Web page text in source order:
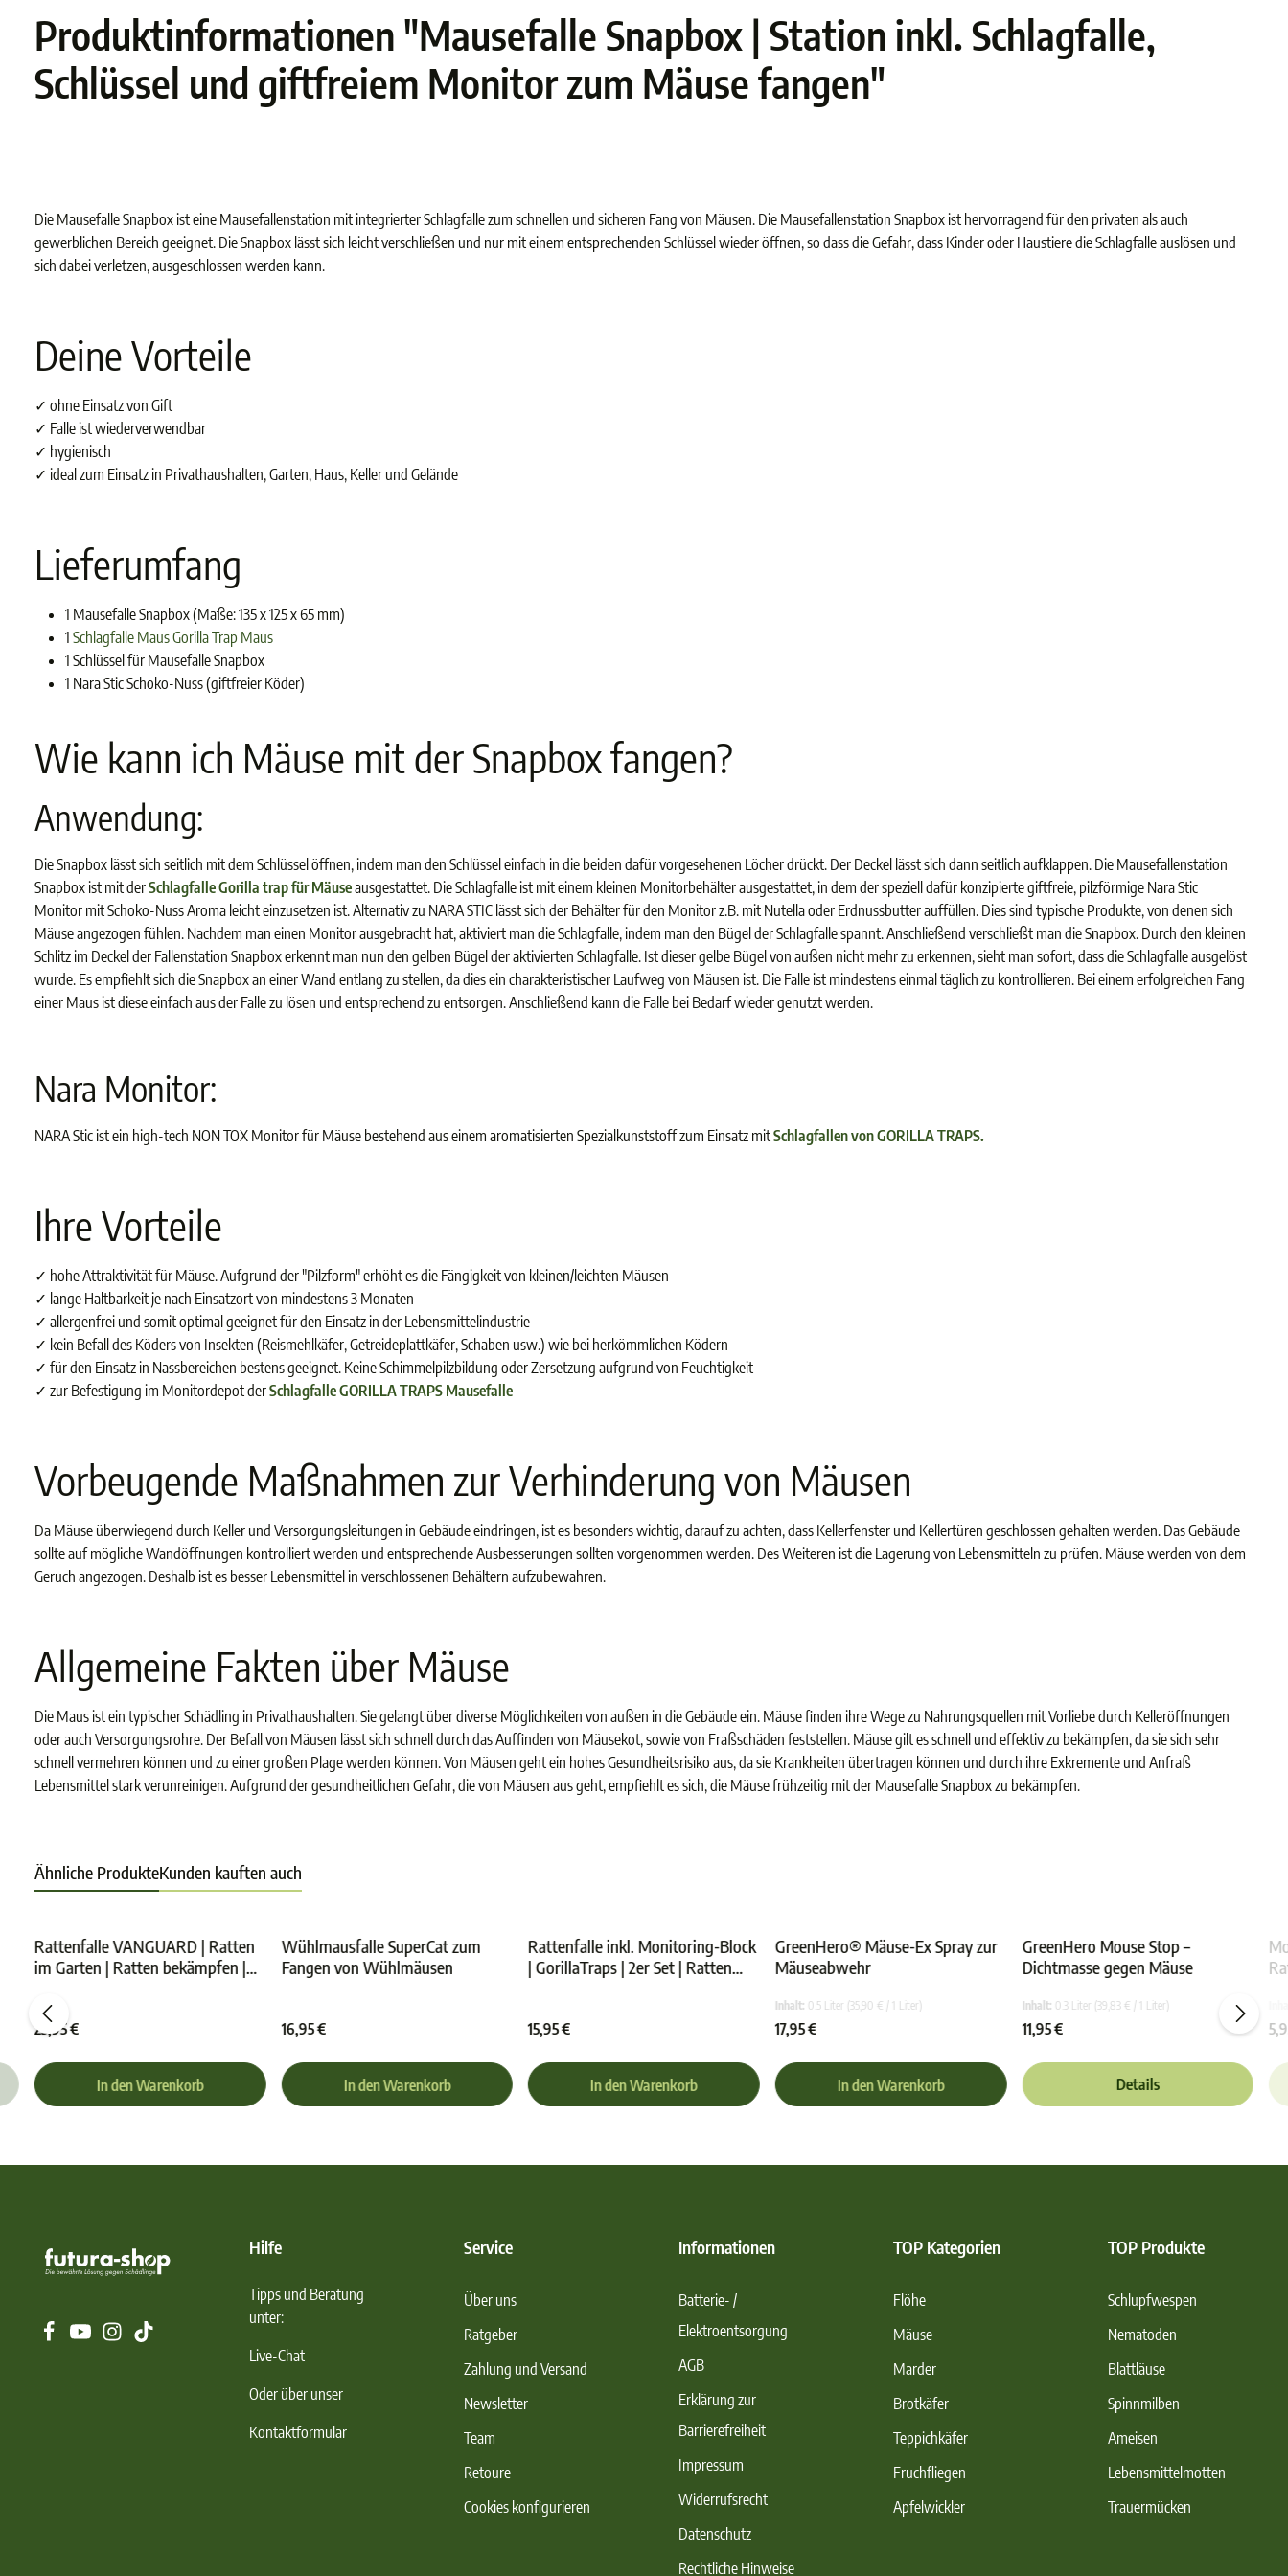
Produktinformationen "Mausefalle Snapbox | Station inkl. Schlagfalle,
Schlüssel und giftfreiem Monitor zum Mäuse fangen"
Die Mausefalle Snapbox ist eine Mausefallenstation mit integrierter Schlagfalle zum schnellen und sicheren Fang von Mäusen. Die Mausefallenstation Snapbox ist hervorragend für den privaten als auch
gewerblichen Bereich geeignet. Die Snapbox lässt sich leicht verschließen und nur mit einem entsprechenden Schlüssel wieder öffnen, so dass die Gefahr, dass Kinder oder Haustiere die Schlagfalle auslösen und
sich dabei verletzen, ausgeschlossen werden kann.
Deine Vorteile
✓ ohne Einsatz von Gift
✓ Falle ist wiederverwendbar
✓ hygienisch
✓ ideal zum Einsatz in Privathaushalten, Garten, Haus, Keller und Gelände
Lieferumfang
1 Mausefalle Snapbox (Maße: 135 x 125 x 65 mm)
1 Schlagfalle Maus Gorilla Trap Maus
1 Schlüssel für Mausefalle Snapbox
1 Nara Stic Schoko-Nuss (giftfreier Köder)
Wie kann ich Mäuse mit der Snapbox fangen?
Anwendung:
Die Snapbox lässt sich seitlich mit dem Schlüssel öffnen, indem man den Schlüssel einfach in die beiden dafür vorgesehenen Löcher drückt. Der Deckel lässt sich dann seitlich aufklappen. Die Mausefallenstation
Snapbox ist mit derSchlagfalle Gorilla trap für Mäuseausgestattet. Die Schlagfalle ist mit einem kleinen Monitorbehälter ausgestattet, in dem der speziell dafür konzipierte giftfreie, pilzförmige Nara Stic
Monitor mit Schoko-Nuss Aroma leicht einzusetzen ist. Alternativ zu NARA STIC lässt sich der Behälter für den Monitor z.B. mit Nutella oder Erdnussbutter auffüllen. Dies sind typische Produkte, von denen sich
Mäuse angezogen fühlen. Nachdem man einen Monitor ausgebracht hat, aktiviert man die Schlagfalle, indem man den Bügel der Schlagfalle spannt. Anschließend verschließt man die Snapbox. Durch den kleinen
Schlitz im Deckel der Fallenstation Snapbox erkennt man nun den gelben Bügel der aktivierten Schlagfalle. Ist dieser gelbe Bügel von außen nicht mehr zu erkennen, sieht man sofort, dass die Schlagfalle ausgelöst
wurde. Es empfiehlt sich die Snapbox an einer Wand entlang zu stellen, da dies ein charakteristischer Laufweg von Mäusen ist. Die Falle ist mindestens einmal täglich zu kontrollieren. Bei einem erfolgreichen Fang
einer Maus ist diese einfach aus der Falle zu lösen und entsprechend zu entsorgen. Anschließend kann die Falle bei Bedarf wieder genutzt werden.
Nara Monitor:
NARA Stic ist ein high-tech NON TOX Monitor für Mäuse bestehend aus einem aromatisierten Spezialkunststoff zum Einsatz mitSchlagfallen von GORILLA TRAPS.
Ihre Vorteile
✓ hohe Attraktivität für Mäuse. Aufgrund der "Pilzform" erhöht es die Fängigkeit von kleinen/leichten Mäusen
✓ lange Haltbarkeit je nach Einsatzort von mindestens 3 Monaten
✓ allergenfrei und somit optimal geeignet für den Einsatz in der Lebensmittelindustrie
✓ kein Befall des Köders von Insekten (Reismehlkäfer, Getreideplattkäfer, Schaben usw.) wie bei herkömmlichen Ködern
✓ für den Einsatz in Nassbereichen bestens geeignet. Keine Schimmelpilzbildung oder Zersetzung aufgrund von Feuchtigkeit
✓ zur Befestigung im Monitordepot derSchlagfalle GORILLA TRAPS Mausefalle
Vorbeugende Maßnahmen zur Verhinderung von Mäusen
Da Mäuse überwiegend durch Keller und Versorgungsleitungen in Gebäude eindringen, ist es besonders wichtig, darauf zu achten, dass Kellerfenster und Kellertüren geschlossen gehalten werden. Das Gebäude
sollte auf mögliche Wandöffnungen kontrolliert werden und entsprechende Ausbesserungen sollten vorgenommen werden. Des Weiteren ist die Lagerung von Lebensmitteln zu prüfen. Mäuse werden von dem
Geruch angezogen. Deshalb ist es besser Lebensmittel in verschlossenen Behältern aufzubewahren.
Allgemeine Fakten über Mäuse
Die Maus ist ein typischer Schädling in Privathaushalten. Sie gelangt über diverse Möglichkeiten von außen in die Gebäude ein. Mäuse finden ihre Wege zu Nahrungsquellen mit Vorliebe durch Kelleröffnungen
oder auch Versorgungsrohre. Der Befall von Mäusen lässt sich schnell durch das Auffinden von Mäusekot, sowie von Fraßschäden feststellen. Mäuse gilt es schnell und effektiv zu bekämpfen, da sie sich sehr
schnell vermehren können und zu einer großen Plage werden können. Von Mäusen geht ein hohes Gesundheitsrisiko aus, da sie Krankheiten übertragen können und durch ihre Exkremente und Anfraß
Lebensmittel stark verunreinigen. Aufgrund der gesundheitlichen Gefahr, die von Mäusen aus geht, empfiehlt es sich, die Mäuse frühzeitig mit der Mausefalle Snapbox zu bekämpfen.
Ähnliche ProdukteKunden kauften auch
von 4.7 von 5 SternenDurchschnittliche Bewertung von 4.8 von 5 Sternen
Rattenfalle VANGUARD | Ratten
im Garten | Ratten bekämpfen |
23,95 €
In den Warenkorb
Durchschnittliche Bewertung von 4.8 von 5 Sternen
Wühlmausfalle SuperCat zum
Fangen von Wühlmäusen
16,95 €
In den Warenkorb
Durchschnittliche Bewertung von 4.7 von 5 Sternen
Rattenfalle inkl. Monitoring-Block
| GorillaTraps | 2er Set | Ratten
15,95 €
In den Warenkorb
Durchschnittliche Bewertung von 4.8 von 5 Sternen
GreenHero® Mäuse-Ex Spray zur
Mäuseabwehr
Inhalt: 0.5 Liter (35,90 € / 1 Liter)
17,95 €
In den Warenkorb
Durchschnittliche
GreenHero Mouse Stop –
Dichtmasse gegen Mäuse
Inhalt: 0.3 Liter (39,83 € / 1 Liter)
11,95 €
Details
Hilfe
Tipps und Beratung
unter:
Live-Chat
Oder über unser
Kontaktformular
Service
Über uns
Ratgeber
Zahlung und Versand
Newsletter
Team
Retoure
Cookies konfigurieren
Informationen
Batterie- /
Elektroentsorgung
AGB
Erklärung zur
Barrierefreiheit
Impressum
Widerrufsrecht
Datenschutz
Rechtliche Hinweise
TOP Kategorien
Flöhe
Mäuse
Marder
Brotkäfer
Teppichkäfer
Fruchfliegen
Apfelwickler
TOP Produkte
Schlupfwespen
Nematoden
Blattläuse
Spinnmilben
Ameisen
Lebensmittelmotten
Trauermücken